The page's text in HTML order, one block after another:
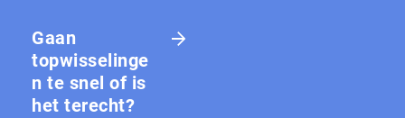
Gaan
topwisselinge
n te snel of is
het terecht?